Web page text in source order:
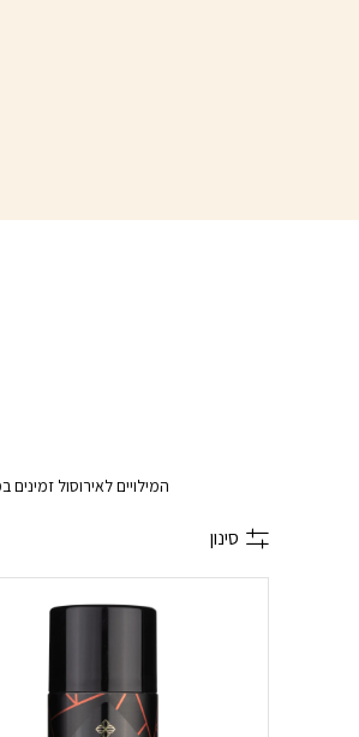
המילויים לאירוסול
סינון